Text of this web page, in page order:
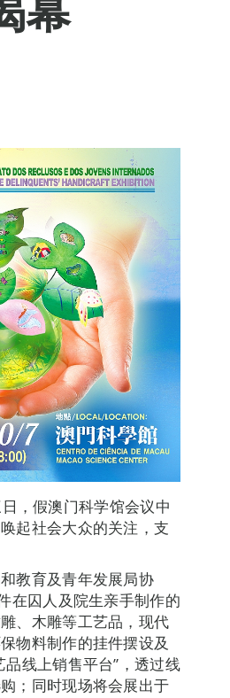
，假澳门科学馆会议中
起社会大众的关注，支
教育及青年发展局协
在囚人及院生亲手制作的
、木雕等工艺品，现代
物料制作的挂件摆设及
线上销售平台”，透过线
；同时现场将会展出于